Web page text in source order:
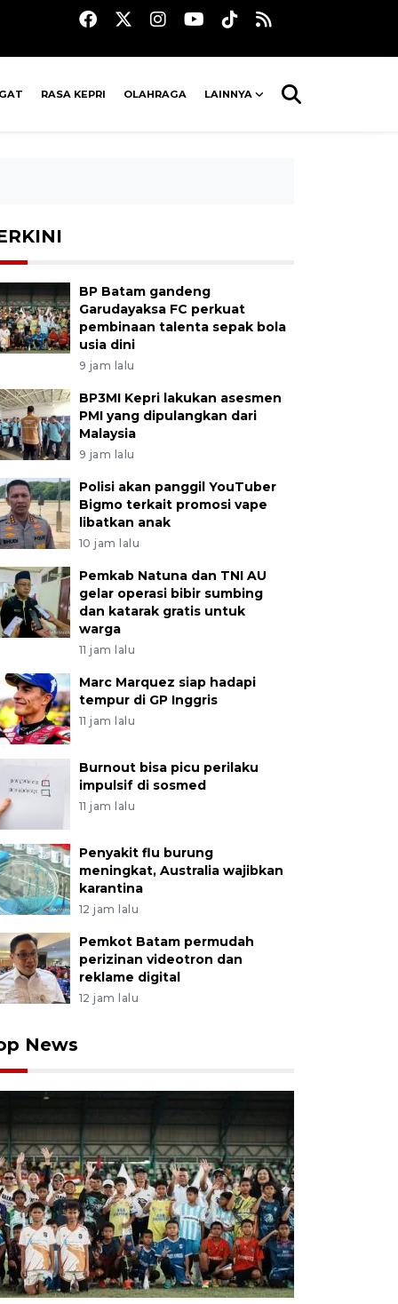
RASA KEPRI OLAHRAGA LAINNYA
BP Batam gandeng
Garudayaksa FC perkuat
pembinaan talenta sepak bola
usia dini
9 jam lalu
BP3MI Kepri lakukan asesmen
PMI yang dipulangkan dari
Malaysia
9 jam lalu
Polisi akan panggil YouTuber
Bigmo terkait promosi vape
libatkan anak
10 jam lalu
Pemkab Natuna dan TNI AU
gelar operasi bibir sumbing
dan katarak gratis untuk
warga
11 jam lalu
Marc Marquez siap hadapi
tempur di GP Inggris
11 jam lalu
Burnout bisa picu perilaku
impulsif di sosmed
11 jam lalu
Penyakit flu burung
meningkat, Australia wajibkan
karantina
12 jam lalu
Pemkot Batam permudah
perizinan videotron dan
reklame digital
12 jam lalu
News